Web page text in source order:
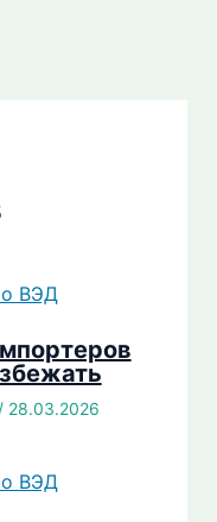
/ 28.03.2026